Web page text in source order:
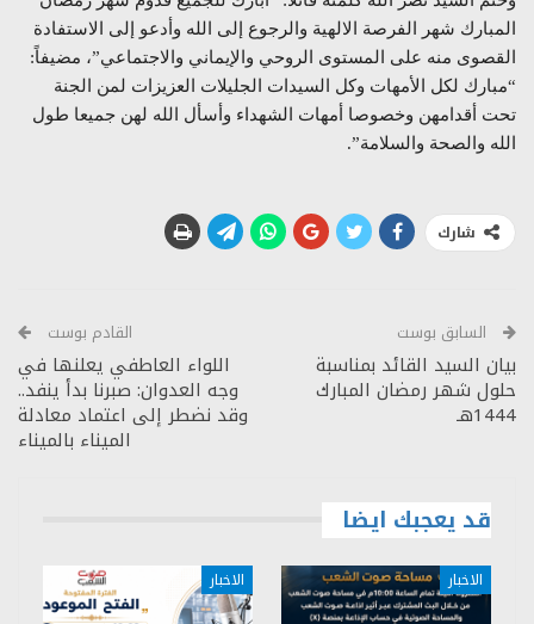
المبارك شهر الفرصة الالهية والرجوع إلى الله وأدعو إلى الاستفادة
القصوى منه على المستوى الروحي والإيماني والاجتماعي”، مضيفاً:
“مبارك لكل الأمهات وكل السيدات الجليلات العزيزات لمن الجنة
تحت أقدامهن وخصوصا أمهات الشهداء وأسأل الله لهن جميعا طول
الله والصحة والسلامة”.
شارك
السابق بوست
بيان السيد القائد بمناسبة
حلول شهر رمضان المبارك
1444هـ
القادم بوست
اللواء العاطفي يعلنها في
وجه العدوان: صبرنا بدأ ينفد..
وقد نضطر إلى اعتماد معادلة
الميناء بالميناء
قد يعجبك ايضا
الاخبار الاخبار